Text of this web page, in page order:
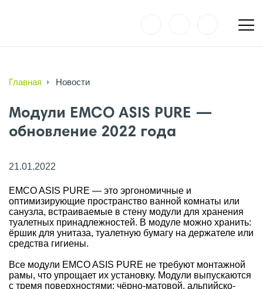
Главная Новости
Модули EMCO ASIS PURE —
обновление 2022 года
21.01.2022
EMCO ASIS PURE — это эргономичные и
оптимизирующие пространство ванной комнаты или
санузла, встраиваемые в стену модули для хранения
туалетных принадлежностей. В модуле можно хранить:
ёршик для унитаза, туалетную бумагу на держателе или
средства гигиены.
Все модули EMCO ASIS PURE не требуют монтажной
рамы, что упрощает их установку. Модули выпускаются
с тремя поверхностями: чёрно-матовой, альпийско-